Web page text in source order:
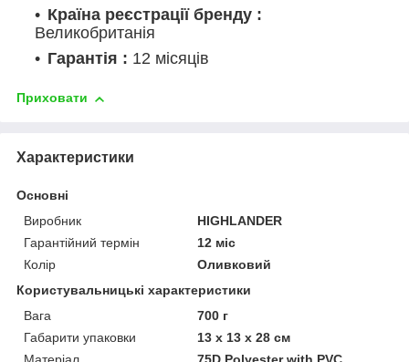
Країна реєстрації бренду :
Великобританія
Гарантія : 12 місяців
Приховати
Характеристики
Основні
Виробник
HIGHLANDER
Гарантійний термін
12 міс
Колір
Оливковий
Користувальницькі характеристики
Вага
700 г
Габарити упаковки
13 х 13 х 28 см